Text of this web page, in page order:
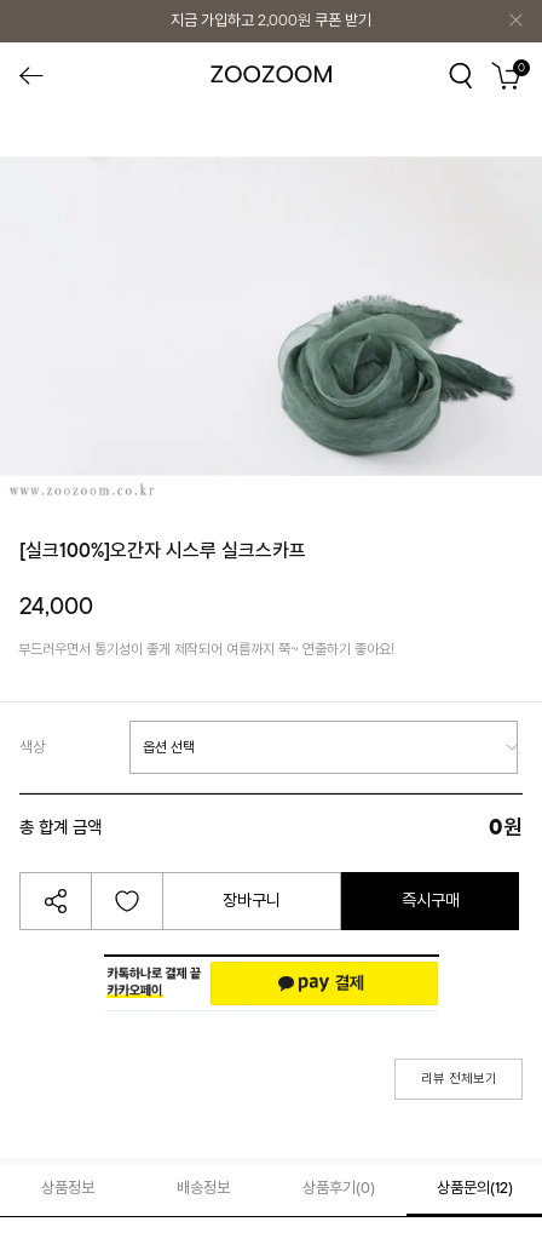
지금 가입하고 2,000원 쿠폰 받기
0
[실크100%]오간자 시스루 실크스카프
24,000
부드러우면서 통기성이 좋게 제작되어 여름까지 쭉~ 연출하기 좋아요!
색상
총 합계 금액 0원
장바구니 즉시구매
리뷰 전체보기
상품정보 배송정보 상품후기(0) 상품문의 (12)